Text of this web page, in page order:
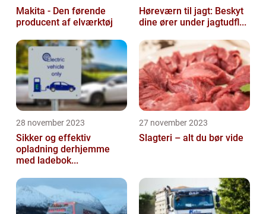
Makita - Den førende
producent af elværktøj
Høreværn til jagt: Beskyt
dine ører under jagtudfl...
28 november 2023
Sikker og effektiv
opladning derhjemme
med ladebok...
27 november 2023
Slagteri – alt du bør vide